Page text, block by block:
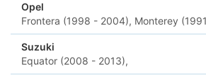
Opel
Frontera (1998 - 2004), Monterey
Suzuki
Equator (2008 - 2013),